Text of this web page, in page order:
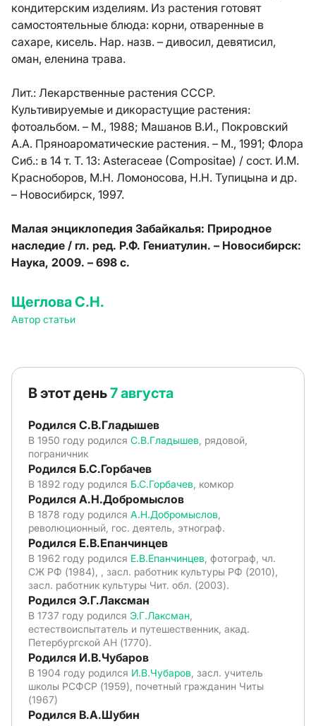
кондитерским изделиям. Из растения готовят
самостоятельные блюда: корни, отваренные в
сахаре, кисель. Нар. назв. – дивосил, девятисил,
оман, еленина трава.
Лит.: Лекарственные растения СССР.
Культивируемые и дикорастущие растения:
фотоальбом. – М., 1988; Машанов В.И., Покровский
А.А. Пряноароматические растения. – М., 1991; Флора
Сиб.: в 14 т. Т. 13: Asteraceae (Compositae) / сост. И.М.
Красноборов, М.Н. Ломоносова, Н.Н. Тупицына и др.
– Новосибирск, 1997.
Малая энциклопедия Забайкалья: Природное
наследие / гл. ред. Р.Ф. Гениатулин. – Новосибирск:
Наука, 2009. – 698 с.
Щеглова С.Н.
Автор статьи
В этот день7 августа
Родился С.В.Гладышев
В 1950 году родился С.В.Гладышев , рядовой,
пограничник
Родился Б.С.Горбачев
В 1892 году родился Б.С.Горбачев , комкор
Родился А.Н.Добромыслов
В 1878 году родился А.Н.Добромыслов
революционный, гос. деятель, этнограф.
Родился Е.В.Епанчинцев
В 1962 году родился Е.В.Епанчинцев , фотограф, чл.
СЖ РФ (1984), , засл. работник культуры РФ (2010),
засл. работник культуры Чит. обл. (2003).
Родился Э.Г.Лаксман
В 1737 году родился Э.Г.Лаксман
естествоиспытатель и путешественник, акад.
Петербургской АН (1770).
Родился И.В.Чубаров
В 1904 году родился И.В.Чубаров , засл. учитель
школы РСФСР (1959), почетный гражданин Читы
(1967)
Родился В.А.Шубин